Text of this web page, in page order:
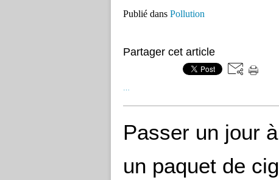
Publié dans Pollution
Partager cet article
…
Passer un jour
un paquet de